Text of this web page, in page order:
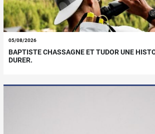
05/08/2026
BAPTISTE CHASSAGNE ET TUDOR UNE
DURER.